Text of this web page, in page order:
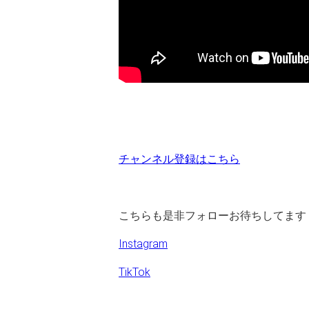
チャンネル登録はこちら
こちらも是非フォローお待ちしてます
Instagram
TikTok